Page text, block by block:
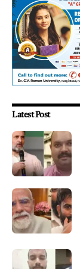
Latest Post